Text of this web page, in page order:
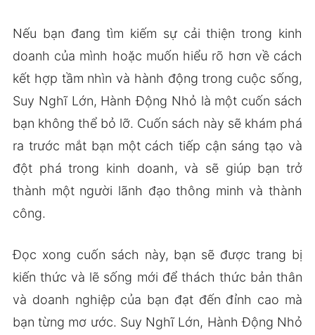
Nếu bạn đang tìm kiếm sự cải thiện trong kinh
doanh của mình hoặc muốn hiểu rõ hơn về cách
kết hợp tầm nhìn và hành động trong cuộc sống,
Suy Nghĩ Lớn, Hành Động Nhỏ là một cuốn sách
bạn không thể bỏ lỡ. Cuốn sách này sẽ khám phá
ra trước mắt bạn một cách tiếp cận sáng tạo và
đột phá trong kinh doanh, và sẽ giúp bạn trở
thành một người lãnh đạo thông minh và thành
công.
Đọc xong cuốn sách này, bạn sẽ được trang bị
kiến thức và lẽ sống mới để thách thức bản thân
và doanh nghiệp của bạn đạt đến đỉnh cao mà
bạn từng mơ ước. Suy Nghĩ Lớn, Hành Động Nhỏ